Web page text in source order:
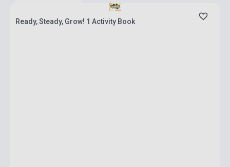
Ready, Steady, Grow! 1 Activity Book